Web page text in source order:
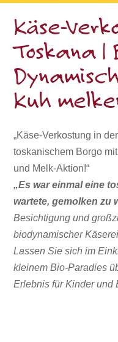
Käse-
Toskana |
Kuh
„Käse-Verkostung in
toskanischem Borgo
und Melk-Aktion!“
„Es war einmal eine
wartete, gemolken zu
Besichtigung und
biodynamischer
Lassen Sie sich im
kleinem Bio-Paradies
Erlebnis für Kinder und